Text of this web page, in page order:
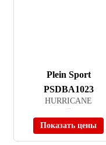
Plein Sport
PSDBA1023
HURRICANE
Показать цены